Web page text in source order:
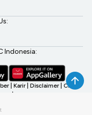
Indonesia:
Karir Disclaimer CNBC
Company